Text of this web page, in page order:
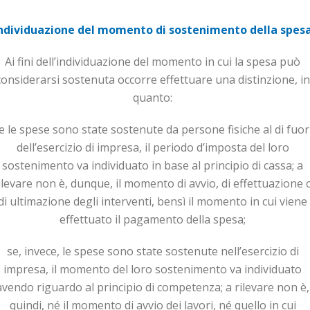
del momento di sostenimento della
Ai fini dell’individuazione del momento in cui la spesa può
sostenuta occorre effettuare una distinzione, in
quanto:
le spese sono state sostenute da persone fisiche al di
dell’esercizio di impresa, il periodo d’imposta del loro
sostenimento va individuato in base al principio di cassa; a
non è, dunque, il momento di avvio, di effettuazione
ultimazione degli interventi, bensì il momento in cui viene
effettuato il pa­ga­mento della spesa;
se, invece, le spese sono state sostenute nell’esercizio di
impresa, il momento del loro sostenimento va individuato
riguardo al principio di competenza; a rilevare non è,
quindi, né il momento di avvio dei lavori, né quello in cui